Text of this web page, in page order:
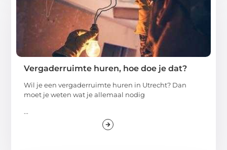
Vergaderruimte huren, hoe doe je dat?
Wil je een vergaderruimte huren in Utrecht? Dan
moet je weten wat je allemaal nodig
...